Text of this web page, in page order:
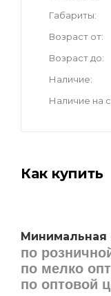
Габариты
Возраст от
Возраст до
Наличие
Наличие на
Как купить
Минимальная
по
по мелко
по оптовой